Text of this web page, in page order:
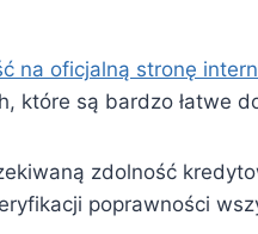
na oficjalną stronę
które są bardzo łatwe
zdolność
poprawności